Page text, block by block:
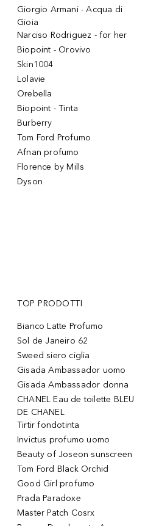
Giorgio Armani - Acqua di
Gioia
Narciso Rodriguez - for her
Biopoint - Orovivo
Skin1004
Lolavie
Orebella
Biopoint - Tinta
Burberry
Tom Ford Profumo
Afnan profumo
Florence by Mills
Dyson
TOP PRODOTTI
Bianco Latte Profumo
Sol de Janeiro 62
Sweed siero ciglia
Gisada Ambassador uomo
Gisada Ambassador donna
CHANEL Eau de toilette BLEU
DE CHANEL
Tirtir fondotinta
Invictus profumo uomo
Beauty of Joseon sunscreen
Tom Ford Black Orchid
Good Girl profumo
Prada Paradoxe
Master Patch Cosrx